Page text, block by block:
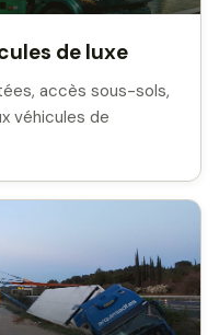
de luxe
accès sous-sols,
véhicules de